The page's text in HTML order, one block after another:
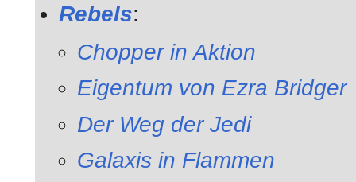
Rebels:
Chopper in Aktion
Eigentum von Ezra Bridger
Der Weg der Jedi
Galaxis in Flammen